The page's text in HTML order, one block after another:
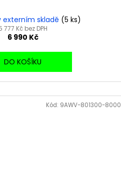
externím skladě (5 ks)
777 Kč bez DPH
6 990 Kč
DO KOŠÍKU
Kód: 9AWV-801300-8000